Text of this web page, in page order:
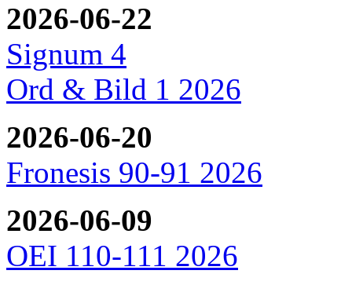
2026-06-22
Signum 4
Ord & Bild 1 2026
2026-06-20
Fronesis 90-91 2026
2026-06-09
OEI 110-111 2026